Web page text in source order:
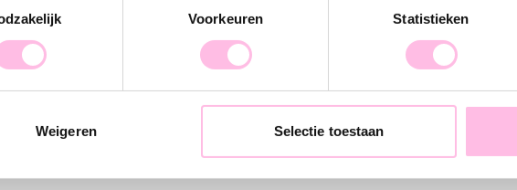
Voorkeuren Statistieken
Weigeren Selectie toestaan
RVS creool ovaal 16mm "basic" - goud RVS creool met 3 ringen